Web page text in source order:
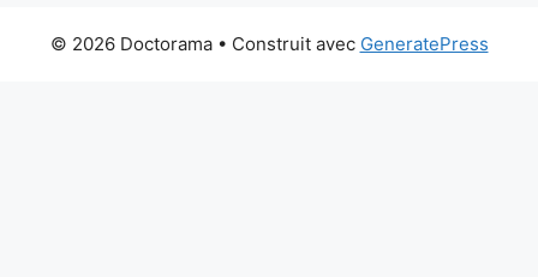
© 2026 Doctorama• Construit avec GeneratePress